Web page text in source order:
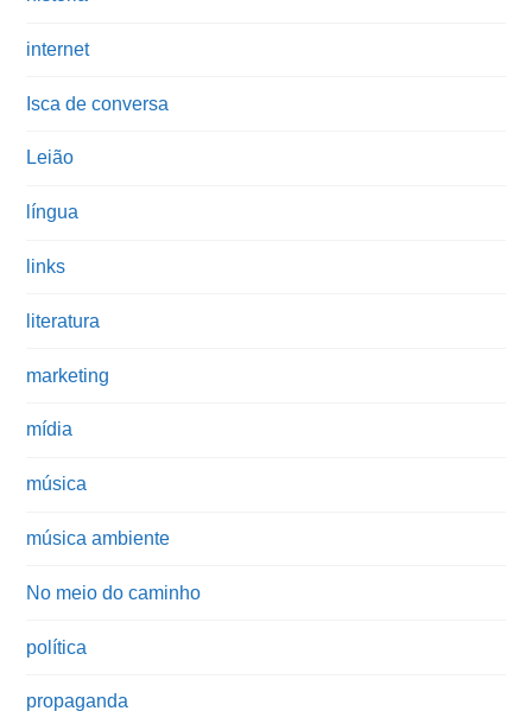
internet
Isca de conversa
Leião
língua
links
literatura
marketing
mídia
música
música ambiente
No meio do caminho
política
propaganda